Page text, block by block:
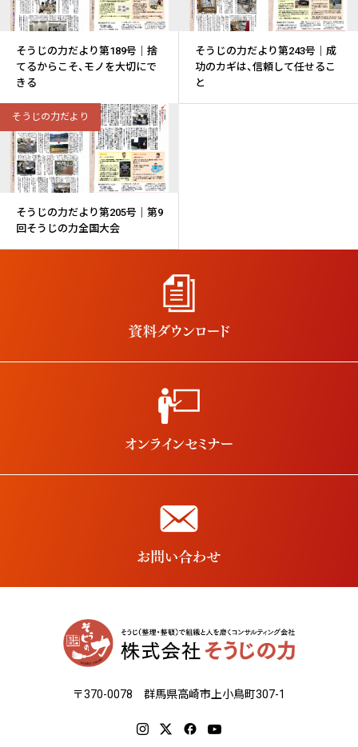
そうじの力だより第189号｜捨
てるからこそ、モノを大切にで
きる
そうじの力だより第243号｜成
功のカギは、信頼して任せるこ
と
そうじの力だより
そうじの力だより第205号｜第9
回そうじの力全国大会
〒370-0078 群馬県高崎市上小鳥町307-1